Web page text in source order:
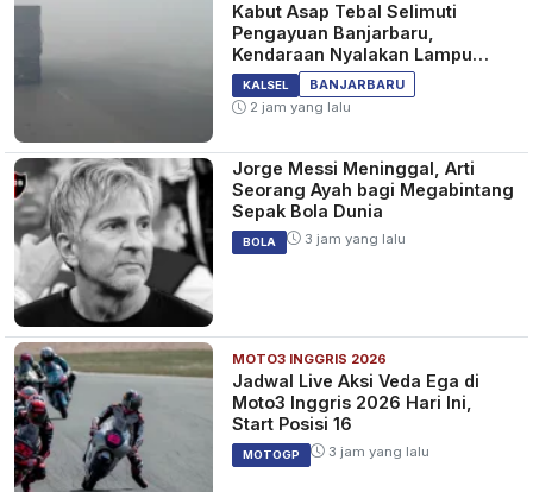
Kabut Asap Tebal Selimuti
Pengayuan Banjarbaru,
Kendaraan Nyalakan Lampu
Jauh dan Sein
KALSEL
BANJARBARU
2 jam yang lalu
Jorge Messi Meninggal, Arti
Seorang Ayah bagi Megabintang
Sepak Bola Dunia
BOLA 3 jam yang lalu
MOTO3 INGGRIS 2026
Jadwal Live Aksi Veda Ega di
Moto3 Inggris 2026 Hari Ini,
Start Posisi 16
MOTOGP 3 jam yang lalu